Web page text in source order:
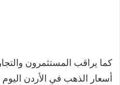
كما يراقب المستثمرون
أسعار الذهب في الأردن اليوم